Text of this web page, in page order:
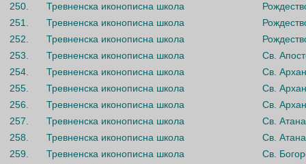
250.
Тревненска иконописна школа
251.
Тревненска иконописна школа
252.
Тревненска иконописна школа
253.
Тревненска иконописна школа
Св.
254.
Тревненска иконописна школа
Св.
255.
Тревненска иконописна школа
Св.
256.
Тревненска иконописна школа
Св.
257.
Тревненска иконописна школа
Св.
258.
Тревненска иконописна школа
Св.
259.
Тревненска иконописна школа
Св.